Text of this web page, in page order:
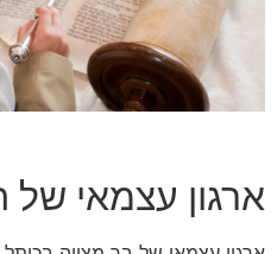
ארגון עצמאי של